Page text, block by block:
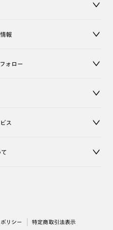
報
ォロー
ス
て
リシー 特定商取引法表示